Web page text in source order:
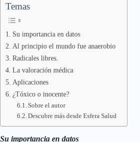
Temas
Su importancia en datos
Al principio el mundo fue anaerobio
Radicales libres.
La valoración médica
Aplicaciones
¿Tóxico o inocente?
Sobre el autor
Descubre más desde Esfera Salud
Su importancia en datos